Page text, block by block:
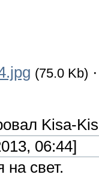
(75.0 Kb)
Kisa-
06:44]
свет.